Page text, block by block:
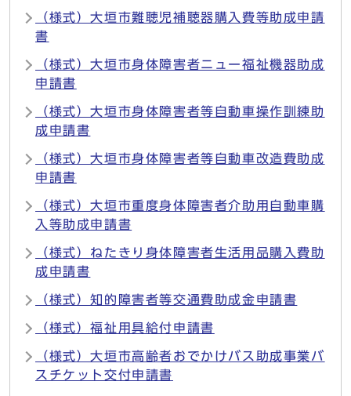
（様式）大垣市難聴児補聴器購入費等助成申請
書
（様式）大垣市身体障害者ニュー福祉機器助成
申請書
（様式）大垣市身体障害者等自動車操作訓練助
成申請書
（様式）大垣市身体障害者等自動車改造費助成
申請書
（様式）大垣市重度身体障害者介助用自動車購
入等助成申請書
（様式）ねたきり身体障害者生活用品購入費助
成申請書
（様式）知的障害者等交通費助成金申請書
（様式）福祉用具給付申請書
（様式）大垣市高齢者おでかけバス助成事業バ
スチケット交付申請書